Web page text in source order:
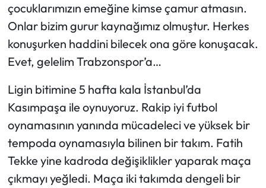
çocuklarımızın emeğine kimse çamur atmasın.
Onlar bizim gurur kaynağımız olmuştur. Herkes
konuşurken haddini bilecek ona göre konuşacak.
Evet, gelelim Trabzonspor’a…
Ligin bitimine 5 hafta kala İstanbul’da
Kasımpaşa ile oynuyoruz. Rakip iyi futbol
oynamasının yanında mücadeleci ve yüksek bir
tempoda oynamasıyla bilinen bir takım. Fatih
Tekke yine kadroda değişiklikler yaparak maça
çıkmayı yeğledi. Maça iki takımda dengeli bir
Sağlık
Turizm